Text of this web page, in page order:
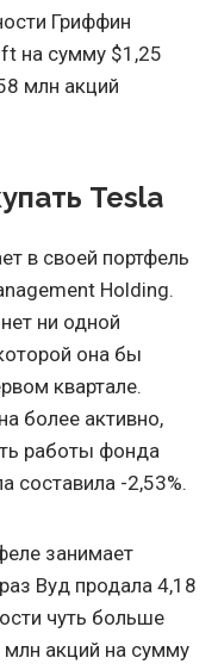
Гриффин
на сумму $1,25
млн акций
Tesla
в своей портфель
Holding.
ни одной
она бы
квартале.
более активно,
работы фонда
составила -2,53%.
занимает
Вуд продала 4,18
чуть больше
акций на сумму